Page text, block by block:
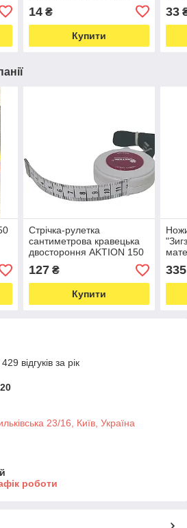
14₴
Купити
33
Стрічка-рулетка
сантиметрова кравецька
двостороння AKTION 150
см / 60дюймів біла зі
шнурком 40см (6552)
127₴
Купити
335
відгуків за рік
23/16, Київ, Україна
роботи